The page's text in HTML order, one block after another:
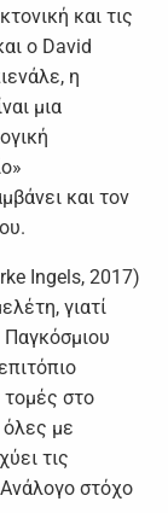
και τις
ο David
η
μια
και τον
Ingels, 2017)
γιατί
Παγκόσμιου
τομές στο
με
τις
στόχο